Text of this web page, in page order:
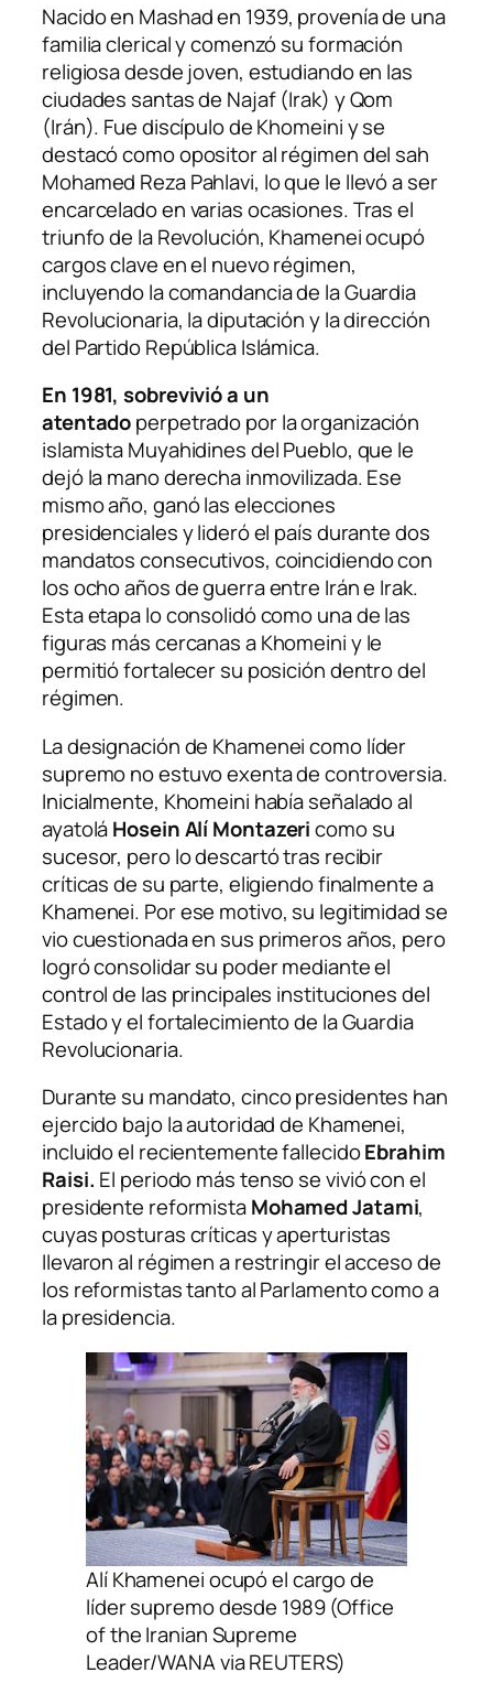
Nacido en Mashad en 1939, provenía de una
familia clerical y comenzó su formación
religiosa desde joven, estudiando en las
ciudades santas de Najaf (Irak) y Qom
(Irán). Fue discípulo de Khomeini y se
destacó como opositor al régimen del sah
Mohamed Reza Pahlavi, lo que le llevó a ser
encarcelado en varias ocasiones. Tras el
triunfo de la Revolución, Khamenei ocupó
cargos clave en el nuevo régimen,
incluyendo la comandancia de la Guardia
Revolucionaria, la diputación y la dirección
del Partido República Islámica.
En 1981, sobrevivió a un
atentadoperpetrado por la organización
islamista Muyahidines del Pueblo, que le
dejó la mano derecha inmovilizada. Ese
mismo año, ganó las elecciones
presidenciales y lideró el país durante dos
mandatos consecutivos, coincidiendo con
los ocho años de guerra entre Irán e Irak.
Esta etapa lo consolidó como una de las
figuras más cercanas a Khomeini y le
permitió fortalecer su posición dentro del
régimen.
La designación de Khamenei como líder
supremo no estuvo exenta de controversia.
Inicialmente, Khomeini había señalado al
ayatoláHosein Alí Montazericomo su
sucesor, pero lo descartó tras recibir
críticas de su parte, eligiendo finalmente a
Khamenei. Por ese motivo, su legitimidad se
vio cuestionada en sus primeros años, pero
logró consolidar su poder mediante el
control de las principales instituciones del
Estado y el fortalecimiento de la Guardia
Revolucionaria.
Durante su mandato, cinco presidentes han
ejercido bajo la autoridad de Khamenei,
incluido el recientemente fallecidoEbrahim
Raisi. El periodo más tenso se vivió con el
presidente reformistaMohamed Jatami,
cuyas posturas críticas y aperturistas
llevaron al régimen a restringir el acceso de
los reformistas tanto al Parlamento como a
la presidencia.
Alí Khamenei ocupó el cargo de
líder supremo desde 1989 (Office
of the Iranian Supreme
Leader/WANA via REUTERS)